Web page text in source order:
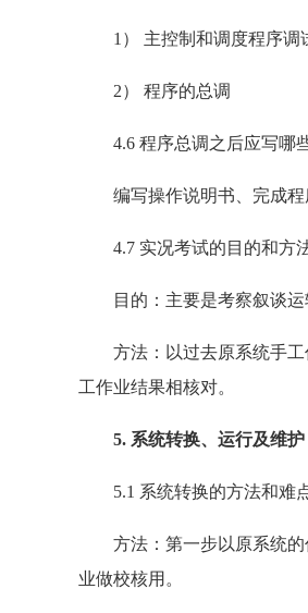
1） 主控制和调度程序调
2） 程序的总调
4.6 程序总调之后应写哪
编写操作说明书、完成程
4.7 实况考试的目的和方
目的：主要是考察叙谈运
方法：以过去原系统手工
工作业结果相核对。
5. 系统转换、运行及维护
5.1 系统转换的方法和难
方法：第一步以原系统的
业做校核用。